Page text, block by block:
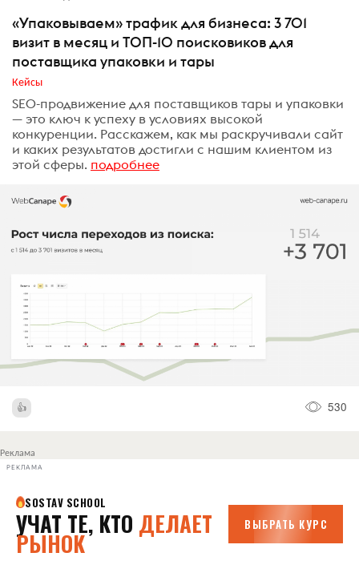
«Упаковываем» трафик для бизнеса: 3 701
визит в месяц и ТОП-10 поисковиков для
поставщика упаковки и тары
Кейсы
SEO-продвижение для поставщиков тары и упаковки
— это ключ к успеху в условиях высокой
конкуренции. Расскажем, как мы раскручивали сайт
и каких результатов достигли с нашим клиентом из
этой сферы. подробнее
530
Реклама
РЕКЛАМА